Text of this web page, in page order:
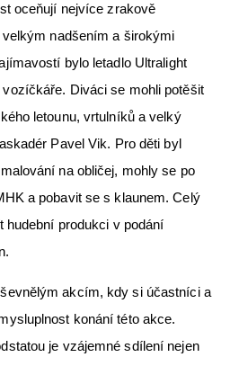
oceňují nejvíce zrakově
nadšením a širokými
bylo letadlo Ultralight
Diváci se mohli potěšit
letounu, vrtulníků a velký
Pavel Vik. Pro děti byl
na obličej, mohly se po
a pobavit se s klaunem. Celý
produkci v podání
akcím, kdy si účastníci a
konání této akce.
je vzájemné sdílení nejen